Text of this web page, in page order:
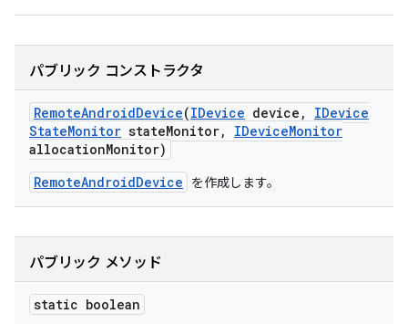
パブリック コンストラクタ
RemoteAndroidDevice(IDevice device ,
IDevice
StateMonitor stateMonitor, IDeviceMonitor
allocationMonitor)
RemoteAndroidDevice
を作成します。
パブリック メソッド
static boolean